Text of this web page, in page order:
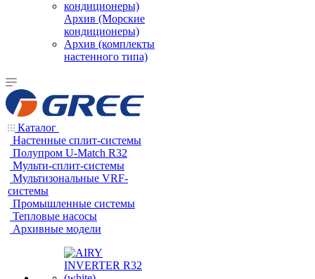
Архив (Морские
кондиционеры)
Архив (комплекты
настенного типа)
Каталог
Настенные сплит-системы
Полупром U-Match R32
Мульти-сплит-системы
Мультизональные VRF-
системы
Промышленные системы
Тепловые насосы
Архивные модели